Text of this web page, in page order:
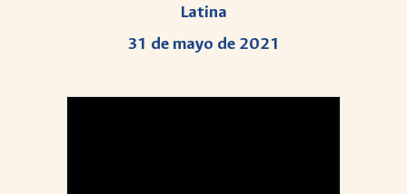
Latina
31 de mayo de 2021